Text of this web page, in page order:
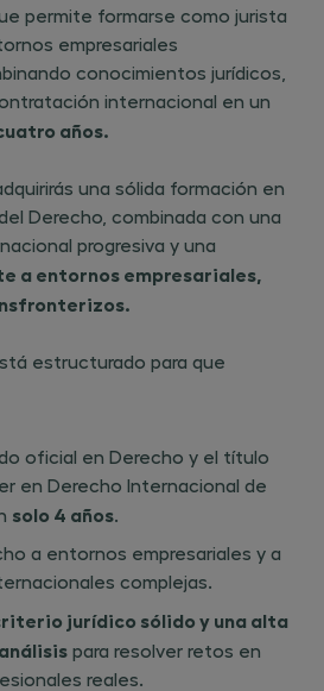
permite formarse como jurista
empresariales
conocimientos jurídicos,
internacional en un
años.
una sólida formación en
Derecho, combinada con una
progresiva y una
a entornos empresariales,
estructurado para que
oficial en Derecho y el título
en Derecho Internacional de
solo 4 años.
a entornos empresariales y a
complejas.
jurídico sólido y una alta
para resolver retos en
reales.